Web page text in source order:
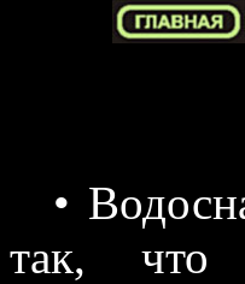
•
так, что